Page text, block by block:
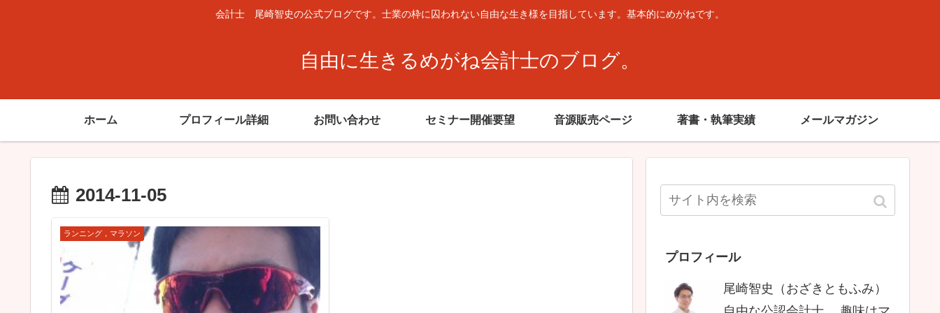
会計士 尾崎智史の公式ブログです。士業の枠に囚われない自由な生き様を目指しています。基本的にめがねです。
自由に生きるめがね会計士のブログ。
ホーム プロフィール詳細 お問い合わせ セミナー開催要望 音源販売ページ 著書・執筆実績 メールマガジン
2014-11-05
ランニング，マラソン
プロフィール
尾崎智史（おざきともふみ）